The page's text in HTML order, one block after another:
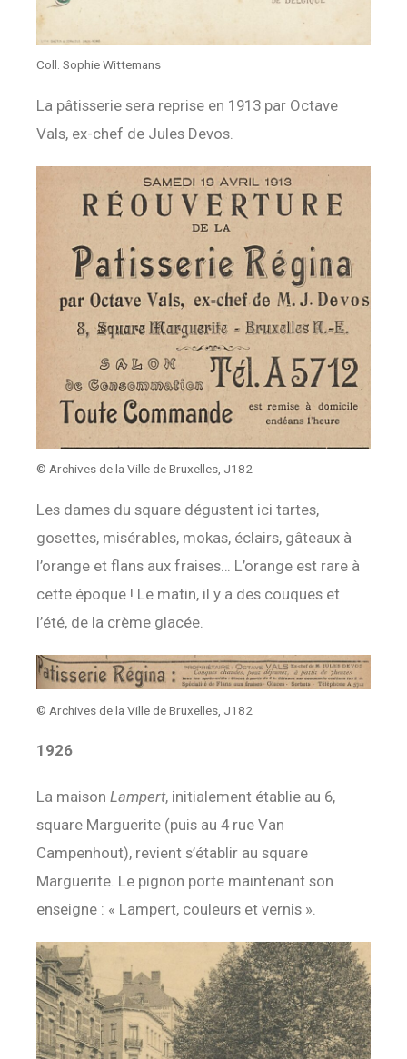
Coll. Sophie Wittemans
La pâtisserie sera reprise en 1913 par Octave
Vals, ex-chef de Jules Devos.
© Archives de la Ville de Bruxelles, J182
Les dames du square dégustent ici tartes,
gosettes, misérables, mokas, éclairs, gâteaux à
l’orange et flans aux fraises… L’orange est rare à
cette époque ! Le matin, il y a des couques et
l’été, de la crème glacée.
© Archives de la Ville de Bruxelles, J182
1926
La maison Lampert, initialement établie au 6,
square Marguerite (puis au 4 rue Van
Campenhout), revient s’établir au square
Marguerite. Le pignon porte maintenant son
enseigne : « Lampert, couleurs et vernis ».